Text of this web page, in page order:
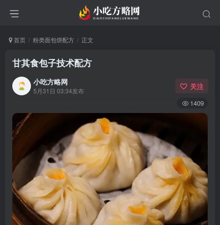
首页 粉类面包饼配方 正文
甘其食包子技术配方
小吃方略网
5月31日 03:34发布 关注
1409